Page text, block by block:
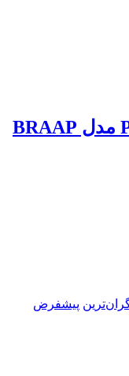
شلوارک مردانه PROPHEUS مدل BRAAP
پیشفرض